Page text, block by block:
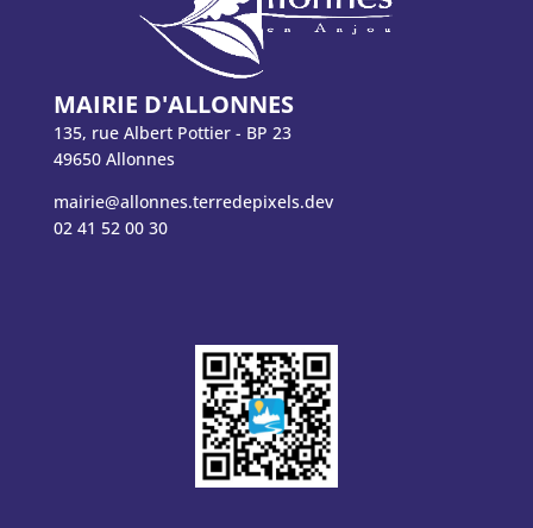
MAIRIE D'ALLONNES
135, rue Albert Pottier - BP 23
49650 Allonnes
mairie@allonnes.terredepixels.dev
02 41 52 00 30